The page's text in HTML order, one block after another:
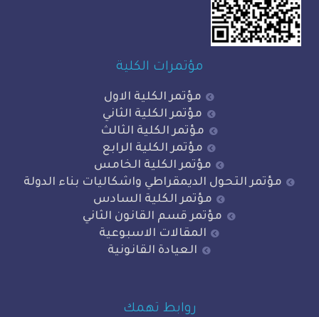
مؤتمرات الكلية
مؤتمر الكلية الاول
مؤتمر الكلية الثاني
مؤتمر الكلية الثالث
مؤتمر الكلية الرابع
مؤتمر الكلية الخامس
التحول الديمقراطي واشكاليات بناء الدولة
مؤتمر الكلية السادس
مؤتمر قسم القانون الثاني
المقالات الاسبوعية
العيادة القانونية
روابط تهمك